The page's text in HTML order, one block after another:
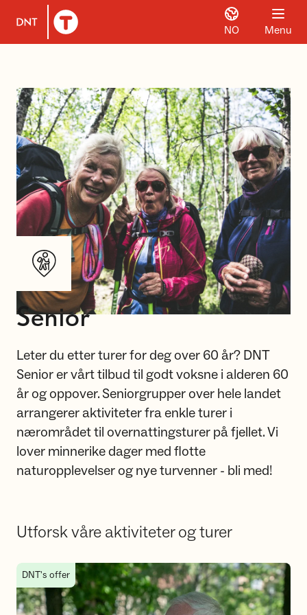
To DNT.no frontpage
NO Menu
Senior
Leter du etter turer for deg over 60 år? DNT
Senior er vårt tilbud til godt voksne i alderen 60
år og oppover. Seniorgrupper over hele landet
arrangerer aktiviteter fra enkle turer i
nærområdet til overnattingsturer på fjellet. Vi
lover minnerike dager med flotte
naturopplevelser og nye turvenner - bli med!
Utforsk våre aktiviteter og turer
Bli med oss i DNT senior
DNT's offer